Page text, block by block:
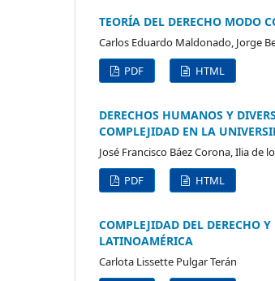
TEORÍA DEL DERECHO MODO
Carlos Eduardo Maldonado, Jorge
PDF
HTML
DERECHOS HUMANOS Y
COMPLEJIDAD EN LA
José Francisco Báez Corona, Ilia de
PDF
HTML
COMPLEJIDAD DEL DERECHO
LATINOAMÉRICA
Carlota Lissette Pulgar Terán